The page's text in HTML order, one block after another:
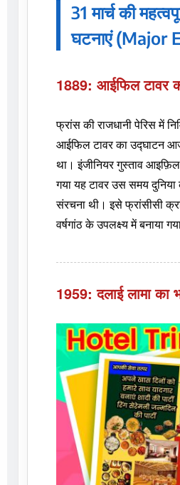
31 मार्च की
घटनाएं (Major
1889: आईफिल टावर
फ्रांस की राजधानी पेरिस में
आईफिल टावर का उद्घाटन
था। इंजीनियर गुस्ताव आइफ़िल
गया यह टावर उस समय
संरचना थी। इसे फ्रांसीसी
वर्षगांठ के उपलक्ष्य में बनाया
1959: दलाई लामा का